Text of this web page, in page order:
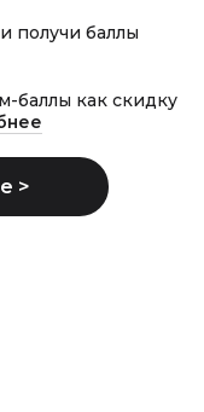
получи баллы
баллы как скидку